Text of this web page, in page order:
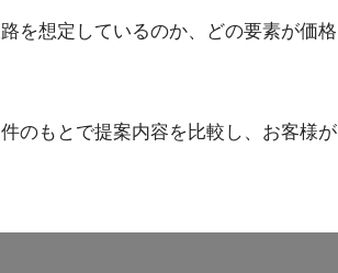
を想定しているのか、どの要素が価格
のもとで提案内容を比較し、お客様が